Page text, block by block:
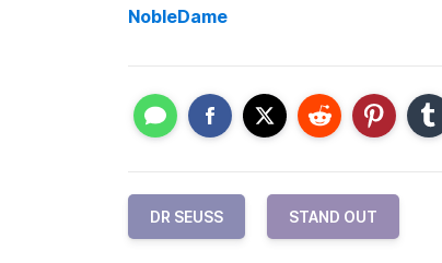
NobleDame
DR SEUSS STAND OUT